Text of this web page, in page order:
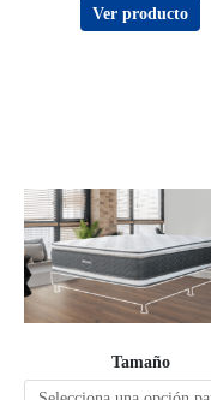
Ver producto
Tamaño